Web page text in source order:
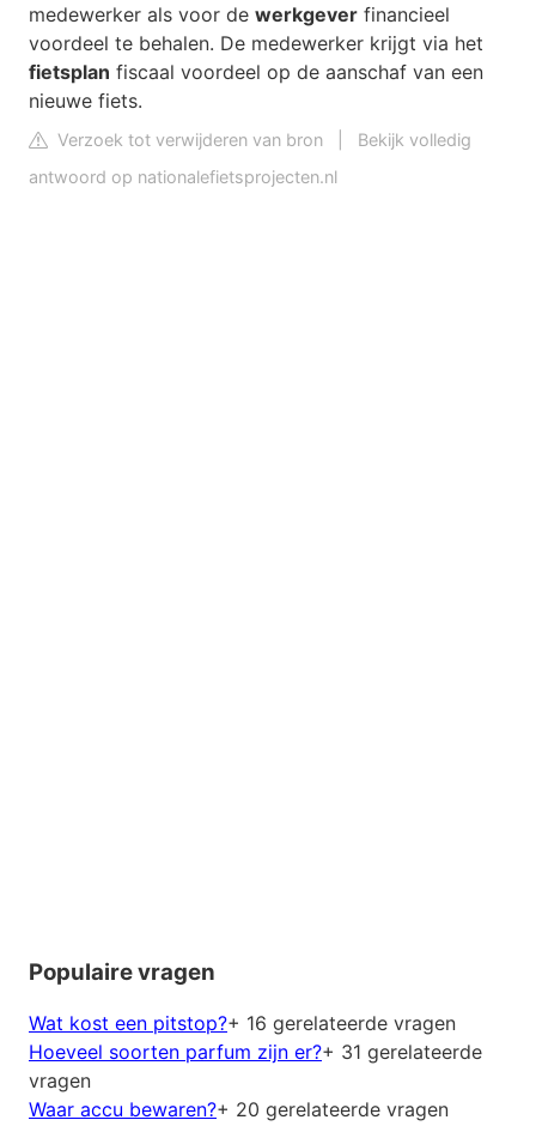
medewerker als voor de werkgever financieel
voordeel te behalen. De medewerker krijgt via het
fietsplan fiscaal voordeel op de aanschaf van een
nieuwe fiets.
Verzoek tot verwijderen van bron
Bekijk volledig
antwoord op nationalefietsprojecten.nl
Populaire vragen
Wat kost een pitstop?+ 16 gerelateerde vragen
Hoeveel soorten parfum zijn er?+ 31 gerelateerde
vragen
Waar accu bewaren?+ 20 gerelateerde vragen